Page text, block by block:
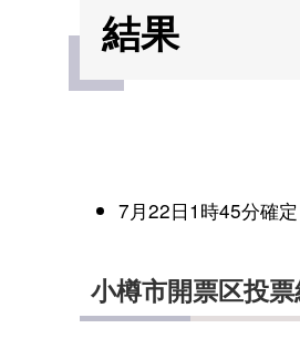
結果
7月22日1時45分確定
小樽市開票区投